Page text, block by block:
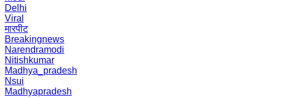
Delhi
Viral
मारपीट
Breakingnews
Narendramodi
Nitishkumar
Madhya_pradesh
Nsui
Madhyapradesh